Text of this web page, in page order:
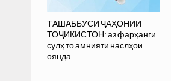
ТАШАББУСИ ҶАҲОНИИ
ТОҶИКИСТОН: аз фарҳанги
сулҳ то амнияти наслҳои
оянда